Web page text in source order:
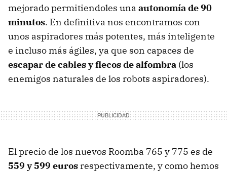
mejorado permitiendoles una autonomía de 90
minutos. En definitiva nos encontramos con
unos aspiradores más potentes, más inteligente
e incluso más ágiles, ya que son capaces de
escapar de cables y flecos de alfombra (los
enemigos naturales de los robots aspiradores).
El precio de los nuevos Roomba 765 y 775 es de
559 y 599 euros respectivamente, y como hemos